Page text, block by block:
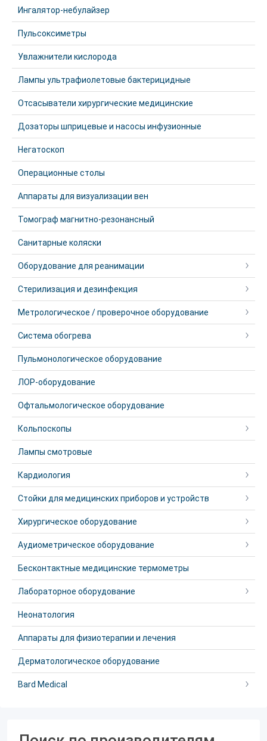
Ингалятор-небулайзер
Пульсоксиметры
Увлажнители кислорода
Лампы ультрафиолетовые бактерицидные
Отсасыватели хирургические медицинские
Дозаторы шприцевые и насосы инфузионные
Негатоскоп
Операционные столы
Аппараты для визуализации вен
Томограф магнитно-резонансный
Санитарные коляски
Оборудование для реанимации
Стерилизация и дезинфекция
Метрологическое / проверочное оборудование
Система обогрева
Пульмонологическое оборудование
ЛОР-оборудование
Офтальмологическое оборудование
Кольпоскопы
Лампы смотровые
Кардиология
Стойки для медицинских приборов и устройств
Хирургическое оборудование
Аудиометрическое оборудование
Бесконтактные медицинские термометры
Лабораторное оборудование
Неонатология
Аппараты для физиотерапии и лечения
Дерматологическое оборудование
Bard Medical